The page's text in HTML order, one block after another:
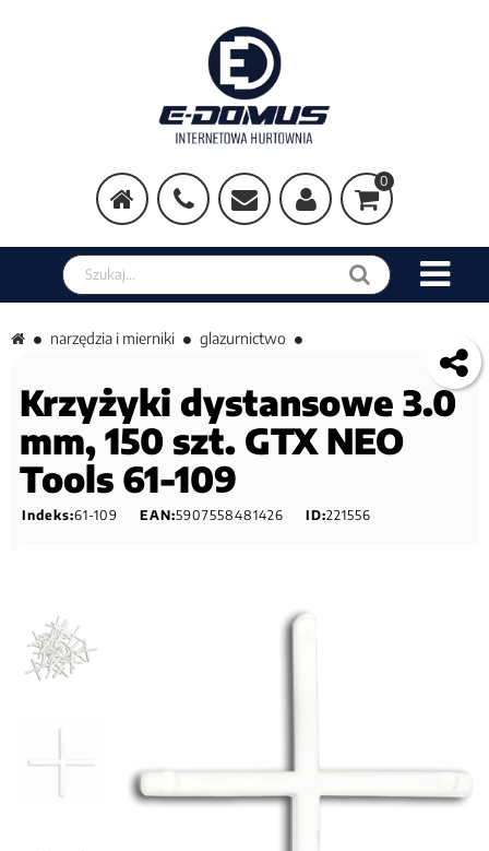
0
Szukaj w sklepie
narzędzia i mierniki glazurnictwo
Krzyżyki dystansowe 3.0
mm, 150 szt. GTX NEO
Tools 61-109
Indeks:61-109 EAN:5907558481426 ID:221556